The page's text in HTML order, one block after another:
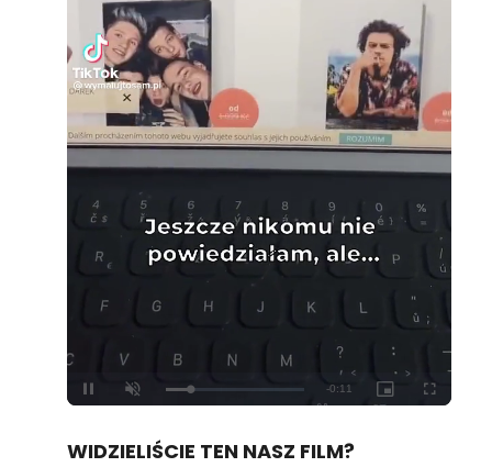
Unmute Loaded:
100.00%
WIDZIELIŚCIE TEN NASZ FILM?